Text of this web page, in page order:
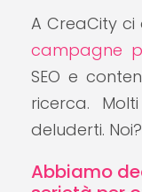
A CreaCity
campagne
SEO e
ricerca.
deluderti. Noi?
Abbiamo